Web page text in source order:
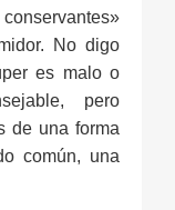
No digo
es malo o
pero
de una forma
común, una